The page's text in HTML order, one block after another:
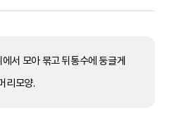
서 모아 묶고 뒤통수에 둥글게
리모양.